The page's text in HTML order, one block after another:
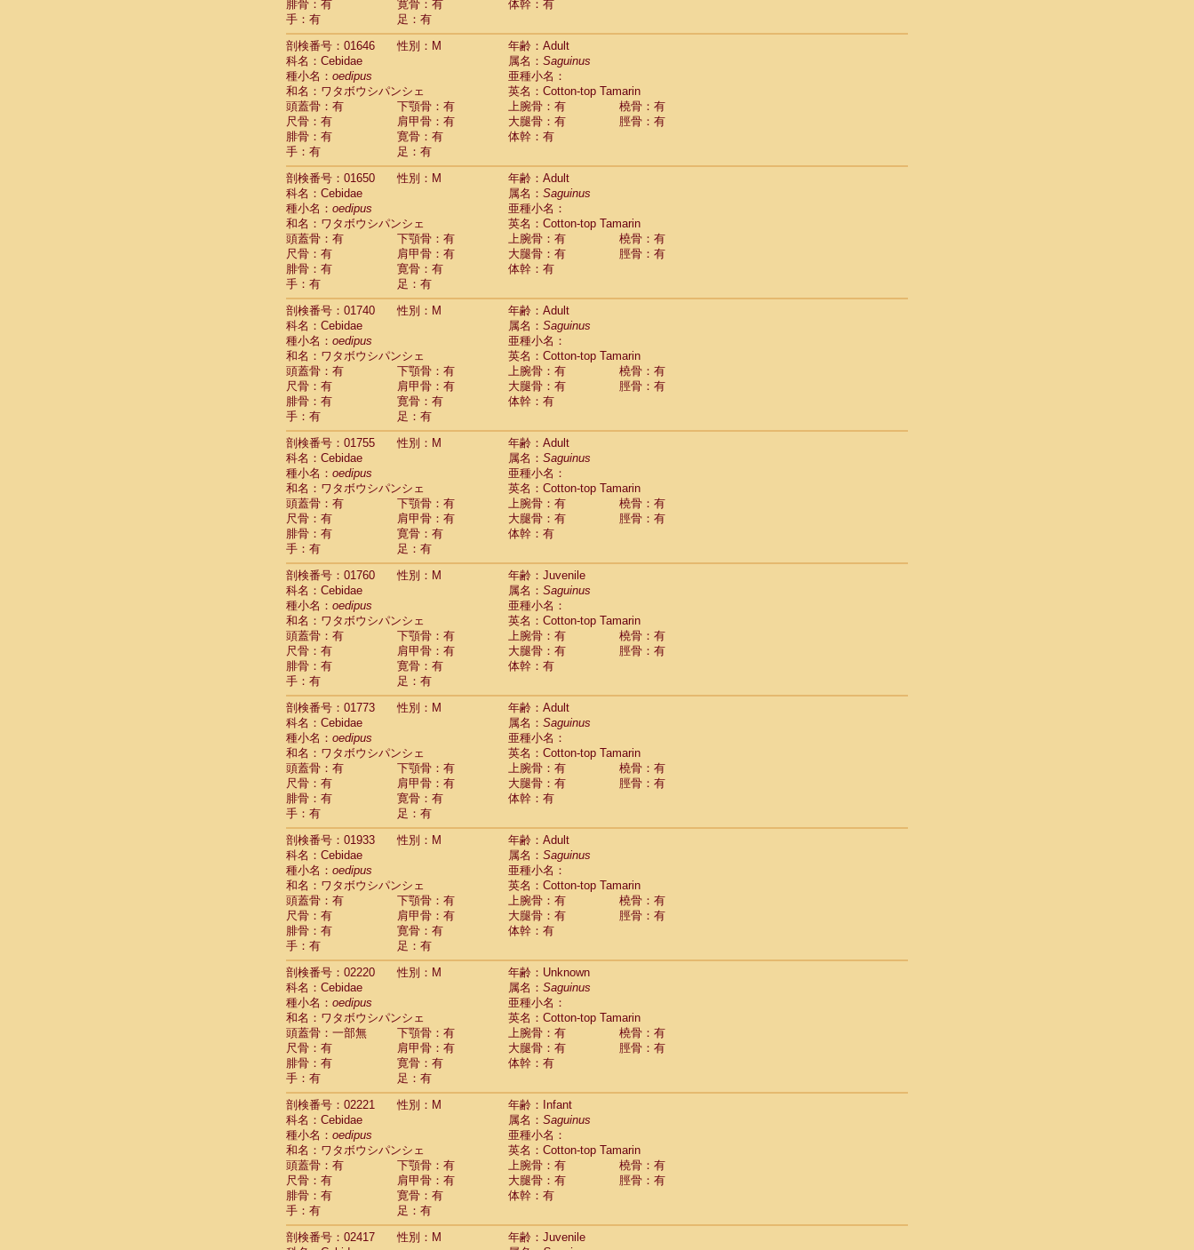
CercopithecidaeCercopithecus ascanius schmidti
CercopithecidaeCercopithecus cephus
CercopithecidaeCercopithecus diana (0)
CercopithecidaeCercopithecus hamlyni(0)
Cercopithecidae Cercopithecus lhoesti
Cercopithecidae Cercopithecus mitis(0)
CercopithecidaeCercopithecus mitis doggetti
CercopithecidaeCercopithecus mitis albogularis(0)
CercopithecidaeCercopithecus mona
CercopithecidaeCercopithecus neglectus
CercopithecidaeCercopithecus nigroviridis(0)
CercopithecidaeCercopithecus petaurista buettikoferi
Cercopithecidae Cercopithecusspp.(0)
Cercopithecidae Chlorocebus aethiops
CercopithecidaeChlorocebus pygerythrus cynosuros (0)
CercopithecidaeErythrocebus patas (14)
CercopithecidaeMiopithecus talapoin
CercopithecidaeCercopithecinae spp.
CercopithecidaeColobus angolensis
CercopithecidaeColobus guereza (0)
Cercopithecidae Colobus polykomos(0)
Cercopithecidae Piliocolobus badius(0)
Cercopithecidae Kasi senex vetulus(0)
CercopithecidaeKasi senex
CercopithecidaeNasalis larvatus(0)
CercopithecidaePresbytes melalophos
CercopithecidaePygathrix nemaeus
CercopithecidaeSemnopithecus entellus
Cercopithecidae Trachypithecus cristatus(0)
Cercopithecidae Trachypithecus francoisi
Cercopithecidae Trachypithecus obscurus(1)
CercopithecidaeTrachypithecus pileatus
CercopithecidaeColobinae spp.(0)
CercopithecidaePresbytesinaespp.(0)
CercopithecidaeCercopithecidae
HylobatidaeHoolock hoolock(0)
HylobatidaeHylobates agilis
Hylobatidae (0)
Hylobatidae Hylobates lar
HylobatidaeHylobates moloch(0)
Hylobatidae Hylobates muelleri(0)
HylobatidaeHylobates pileatus(2)
Hylobatidae Hylobates
HylobatidaeHylobateshybrid(0)
HylobatidaeNomascus concolor(0)
Hylobatidae Symphalangus syndactylus(0)
Hominidae (0)
HominidaePan troglodytes
Hominidae Gorilla gorilla beringei(0)
Hominidae Gorilla gorilla gorilla(0)
Primates misc.(0)
Scandentia Dendrogale melanura
Scandentia Ptilocercus lowii
Scandentia
Scandentia
ScandentiaTupaia minor
腓骨：有
寛骨：有
体幹：有
手：有
足：有
剖検番号：01646
性別：M
年齢：Adult
科名：Cebidae
属名： Saguinus
種小名： oedipus
亜種小名：
和名：ワタボウシパンシェ
英名：Cotton-top Tamarin
頭蓋骨：有
下顎骨：有 上腕骨：有
橈骨：有
尺骨：有
肩甲骨：有 大腿骨：有
脛骨：有
腓骨：有
寛骨：有
体幹：有
手：有
足：有
剖検番号：01650
性別：M
年齢：Adult
科名：Cebidae
属名： Saguinus
種小名： oedipus
亜種小名：
和名：ワタボウシパンシェ
英名：Cotton-top Tamarin
頭蓋骨：有
下顎骨：有 上腕骨：有
橈骨：有
尺骨：有
肩甲骨：有 大腿骨：有
脛骨：有
腓骨：有
寛骨：有
体幹：有
手：有
足：有
剖検番号：01740
性別：M
年齢：Adult
科名：Cebidae
属名： Saguinus
種小名： oedipus
亜種小名：
和名：ワタボウシパンシェ
英名：Cotton-top Tamarin
頭蓋骨：有
下顎骨：有 上腕骨：有
橈骨：有
尺骨：有
肩甲骨：有 大腿骨：有
脛骨：有
腓骨：有
寛骨：有
体幹：有
手：有
足：有
剖検番号：01755
性別：M
年齢：Adult
科名：Cebidae
属名： Saguinus
種小名： oedipus
亜種小名：
和名：ワタボウシパンシェ
英名：Cotton-top Tamarin
頭蓋骨：有
下顎骨：有 上腕骨：有
橈骨：有
尺骨：有
肩甲骨：有 大腿骨：有
脛骨：有
腓骨：有
寛骨：有
体幹：有
手：有
足：有
剖検番号：01760
性別：M
年齢：Juvenile
科名：Cebidae
属名： Saguinus
種小名： oedipus
亜種小名：
和名：ワタボウシパンシェ
英名：Cotton-top Tamarin
頭蓋骨：有
下顎骨：有 上腕骨：有
橈骨：有
尺骨：有
肩甲骨：有 大腿骨：有
脛骨：有
腓骨：有
寛骨：有
体幹：有
手：有
足：有
剖検番号：01773
性別：M
年齢：Adult
科名：Cebidae
属名： Saguinus
種小名： oedipus
亜種小名：
和名：ワタボウシパンシェ
英名：Cotton-top Tamarin
頭蓋骨：有
下顎骨：有 上腕骨：有
橈骨：有
尺骨：有
肩甲骨：有 大腿骨：有
脛骨：有
腓骨：有
寛骨：有
体幹：有
手：有
足：有
剖検番号：01933
性別：M
年齢：Adult
科名：Cebidae
属名： Saguinus
種小名： oedipus
亜種小名：
和名：ワタボウシパンシェ
英名：Cotton-top Tamarin
頭蓋骨：有
下顎骨：有 上腕骨：有
橈骨：有
尺骨：有
肩甲骨：有 大腿骨：有
脛骨：有
腓骨：有
寛骨：有
体幹：有
手：有
足：有
剖検番号：02220
性別：M
年齢：Unknown
科名：Cebidae
属名： Saguinus
種小名： oedipus
亜種小名：
和名：ワタボウシパンシェ
英名：Cotton-top Tamarin
頭蓋骨：一部無
下顎骨：有 上腕骨：有
橈骨：有
尺骨：有
肩甲骨：有 大腿骨：有
脛骨：有
腓骨：有
寛骨：有
体幹：有
手：有
足：有
剖検番号：02221
性別：M
年齢：Infant
科名：Cebidae
属名： Saguinus
種小名： oedipus
亜種小名：
和名：ワタボウシパンシェ
英名：Cotton-top Tamarin
頭蓋骨：有
下顎骨：有 上腕骨：有
橈骨：有
尺骨：有
肩甲骨：有 大腿骨：有
脛骨：有
腓骨：有
寛骨：有
体幹：有
手：有
足：有
剖検番号：02417
性別：M
年齢：Juvenile